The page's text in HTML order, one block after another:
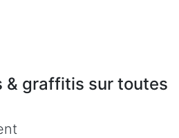
& graffitis sur toutes